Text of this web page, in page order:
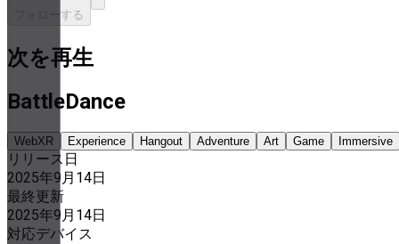
フォローする
次を再生
BattleDance
WebXR Experience Hangout Adventure Art Game Immersive
リリース日
2025年9月14日
最終更新
2025年9月14日
対応デバイス